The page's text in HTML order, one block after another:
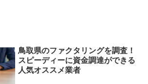
鳥取県のファクタリングを調査！
スピーディーに資金調達ができる
人気オススメ業者